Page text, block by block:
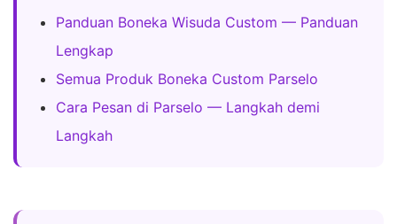
Panduan Boneka Wisuda Custom — Panduan
Lengkap
Semua Produk Boneka Custom Parselo
Cara Pesan di Parselo — Langkah demi
Langkah